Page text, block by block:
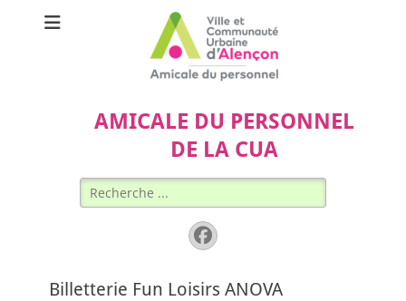
AMICALE DU PERSONNEL
DE LA CUA
Rechercher :
Facebook
Billetterie Fun Loisirs ANOVA